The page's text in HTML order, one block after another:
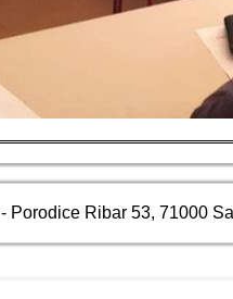
- Porodice Ribar 53, 71000